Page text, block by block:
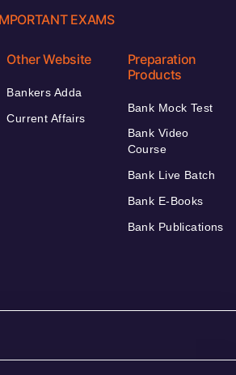
EXAMS
Other Website
Bankers Adda
Current Affairs
Preparation
Products
Bank Mock Test
Bank Video
Course
Bank Live Batch
Bank E-Books
Bank Publications